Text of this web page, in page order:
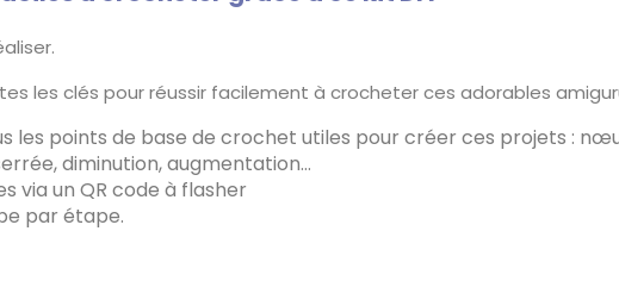
les clés pour réussir facilement à crocheter ces adorables
les points de base de crochet utiles pour créer ces projets :
diminution, augmentation…
via un QR code à flasher
par étape.